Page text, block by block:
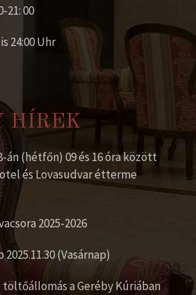
21: 00
24:00 Uhr
HÍREK
án (hétfőn) 09 és 16 óra között
és Lovasudvar étterme
2025-2026
(Vasárnap)
a Geréby Kúriában